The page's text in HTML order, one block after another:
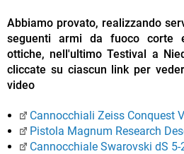
Abbiamo provato, realizzando
seguenti armi da fuoco corte
ottiche, nell'ultimo Testival a
cliccate su ciascun link per
video
Cannocchiali Zeiss Conquest
Pistola Magnum Research
Cannocchiale Swarovski dS